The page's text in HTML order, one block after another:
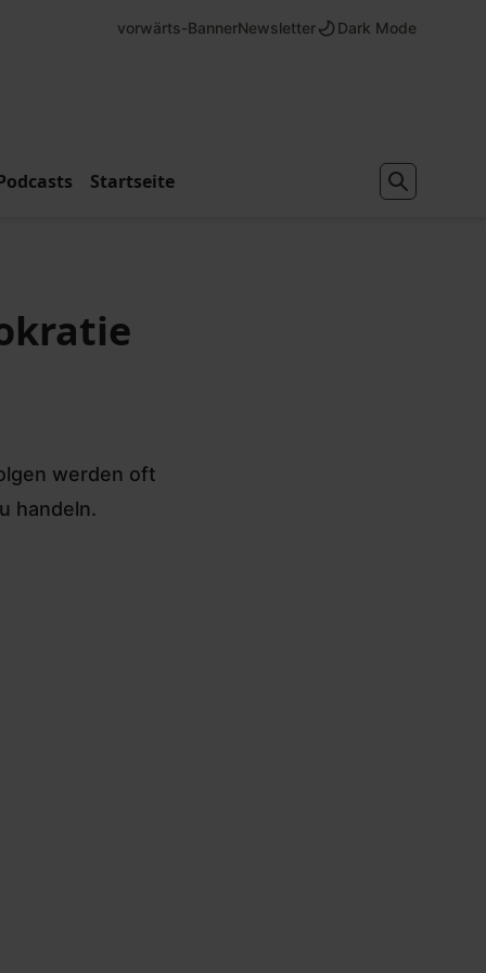
vorwärts-BannerNewsletter Dark Mode
Startseite
werden oft
handeln.